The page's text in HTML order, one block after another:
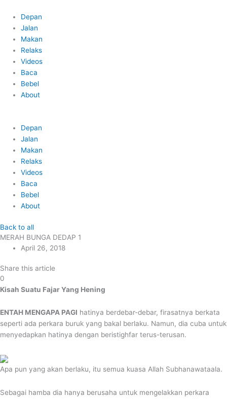
content
Depan
Jalan
Makan
Relaks
Videos
Baca
Bebel
About
Menu
Depan
Jalan
Makan
Relaks
Videos
Baca
Bebel
About
Back to all
MERAH BUNGA DEDAP 1
April 26, 2018
Share this article
0
Kisah Suatu Fajar Yang Hening
ENTAH MENGAPA PAGI hatinya berdebar-debar, firasatnya berkata
seperti ada perkara buruk yang bakal berlaku. Namun, dia cuba untuk
menyedapkan hatinya dengan beristighfar terus-terusan.
Apa pun yang akan berlaku, itu semua kuasa Allah Subhanawataala.
Sebagai hamba dia hanya berusaha untuk mengelakkan perkara